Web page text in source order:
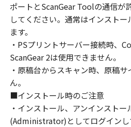
４．所有権
「本ソフトウェア」に係る
は、その内容によりキヤノン
ライセンサーに帰属します。
５．輸出
より必要な許可等を得ること
トウェア」の全部または一
接に輸出してはなりません。
ポートとScanGear Toolの通信が
してください。通常はインスト
ます。
・PSプリントサーバー接続時、
ScanGear 2は使用できません。
・原稿台からスキャン時、原稿
ん。
■インストール時のご注意
・インストール、アンインスト
(Administrator)としてログイン